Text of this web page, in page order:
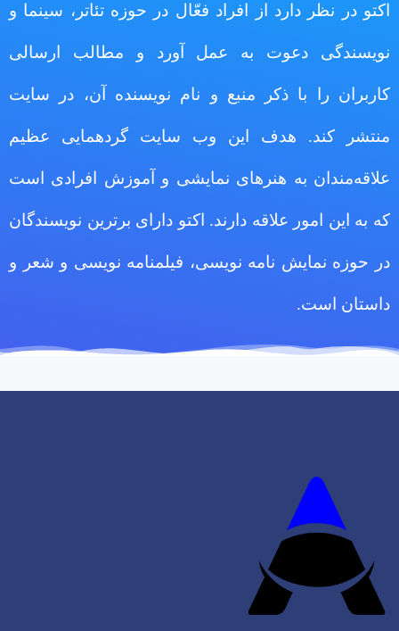
اکتو در نظر دارد از افراد فعّال در حوزه تئاتر، سینما و
نویسندگی دعوت به عمل آورد و مطالب ارسالی
کاربران را با ذکر منبع و نام نویسنده آن، در سایت
منتشر کند. هدف این وب سایت گردهمایی عظیم
علاقه‌مندان به هنرهای نمایشی و آموزش افرادی است
که به این امور علاقه دارند. اکتو دارای برترین نویسندگان
در حوزه نمایش نامه نویسی، فیلمنامه نویسی و شعر و
داستان است.